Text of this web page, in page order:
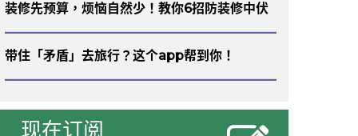
装修先预算，烦恼自然少！教你6招防装修中伏
带住「矛盾」去旅行？这个app帮到你！
现在订阅